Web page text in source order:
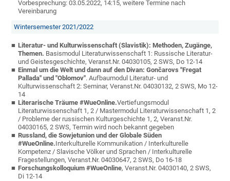
Vorbesprechung: 03.05.2022, 14:15, weitere Termine nach
Vereinbarung
Wintersemester 2021/2022
Literatur- und Kulturwissenschaft (Slavistik): Methoden, Zugänge,
Themen. Basismodul Literaturwissenschaft 1: Russische Literatur-
und Geistesgeschichte, Veranst.Nr. 04030105, 2 SWS, Do 12-14
Einmal um die Welt und dann auf den Divan: Gončarovs "Fregat
Pallada" und "Oblomov".Aufbaumodul Literatur- und
Kulturwissenschaft 2: Seminar,Veranst.Nr.04030132, 2 SWS, Mo 12-
14
Literarische Träume #WueOnline.Vertiefungsmodul
Literaturwissenschaft 1, 2 / Mastermodul Literaturwissenschaft 1, 2
/ Probleme der russischen Kulturgeschichte 1, 2, Veranst.Nr.
04030165, 2 SWS, Termin wird noch bekannt gegeben
Russland, die Sowjetunion und der Globale Süden
#WueOnline.Interkulturelle Kommunikation / Interkulturelle
Kompetenz / Slavische Völker und Sprachen / Interkulturelle
Fragestellungen, Veranst.Nr.04030647, 2 SWS, Do 16-18
Forschungskolloquium #WueOnline,Veranst.Nr. 04030140, 2 SWS,
Di 12-14